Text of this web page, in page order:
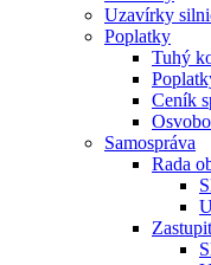
Uzavírky
Poplatky
Tuhý
Ceník
Samospráva
Rada